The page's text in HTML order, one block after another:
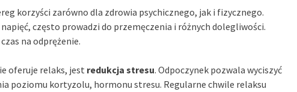
korzyści zarówno dla zdrowia psychicznego, jak i fizycznego.
napięć, często prowadzi do przemęczenia i różnych dolegliwości.
na odprężenie.
oferuje relaks, jest redukcja stresu. Odpoczynek pozwala wyciszyć
poziomu kortyzolu, hormonu stresu. Regularne chwile relaksu